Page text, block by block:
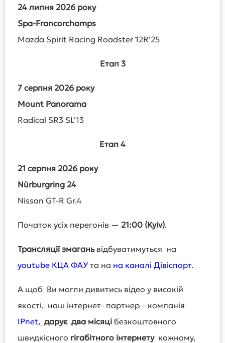
24 липня 2026 року
Spa-Francorchamps
Mazda Spirit Racing Roadster 12R'25
Етап 3
7 серпня 2026 року
Mount Panorama
Radical SR3 SL'13
Етап 4
21 серпня 2026 року
Nürburgring 24
Nissan GT-R Gr.4
Початок усіх перегонів — 21:00 (Kyiv).
Трансляції змаганьвідбуватимуться на
youtube КЦА ФАУ та на на каналі Дівіспорт.
А щоб Ви могли дивитись відео у високій
якості, наш інтернет- партнер – компанія
IPnet, дарує два місяці безкоштовного
швидкісного гігабітного інтернету кожному,